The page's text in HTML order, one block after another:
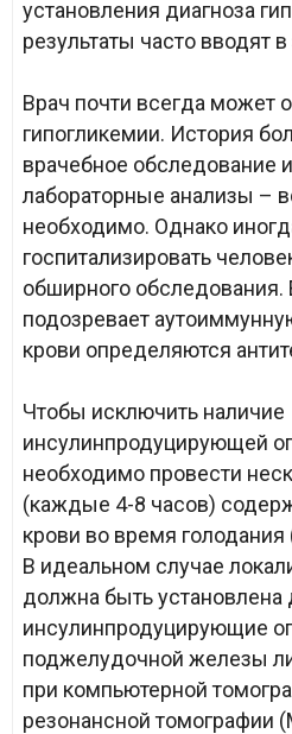
установления диагноза
результаты часто вводят
Врач почти всегда может
гипогликемии. История
врачебное обследование
лабораторные анализы –
необходимо. Однако
госпитализировать
обширного обследования.
подозревает
крови определяются
Чтобы исключить наличие
инсулинпродуцирующей
необходимо провести
(каждые 4-8 часов)
крови во время
В идеальном случае
должна быть
инсулинпродуцирующие
поджелудочной железы
при компьютерной
резонансной томографии